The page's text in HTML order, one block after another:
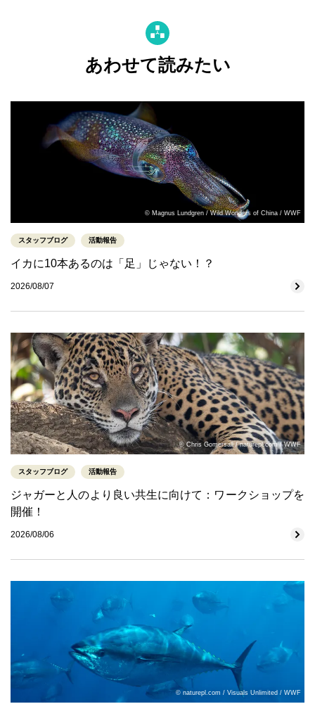
あわせて読みたい
© Magnus Lundgren / Wild Wonders of China / WWF
スタッフブログ 活動報告
イカに10本あるのは「足」じゃない！？
2026/08/07
© Chris Gomersall / naturepl.com / WWF
スタッフブログ 活動報告
ジャガーと人のより良い共生に向けて：ワークショップを
開催！
2026/08/06
© naturepl.com / Visuals Unlimited / WWF